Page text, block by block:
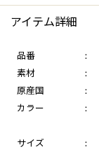
アイテム詳細
品番 :
素材
:
原産国
:
カラー
:
サイズ
: